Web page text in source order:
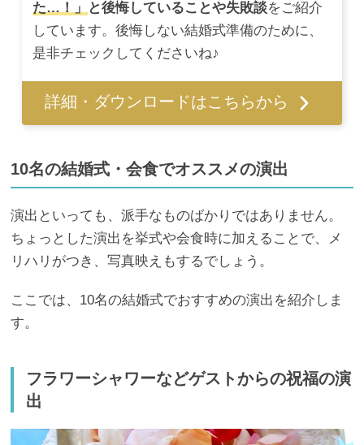
た…！」 と後悔していることや失敗談をご紹介
しています。後悔しない結婚式準備のために、
是非チェックしてくださいね♪
詳細・ダウンロードはこちらから
10名の結婚式・会食でオススメの演出
演出といっても、派手なものばかりではありません。
ちょっとした演出を挙式や会食時に加えることで、メ
リハリがつき、写真映えもするでしょう。
ここでは、10名の結婚式でおすすめの演出を紹介しま
す。
フラワーシャワーなどゲストからの祝福の演
出